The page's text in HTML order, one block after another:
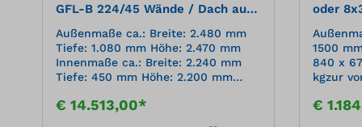
GFL-B 224/45 Wände / Dach aus
Beton, mit Maschengittertor
Außenmaße ca.: Breite: 2.480 mm
Tiefe: 1.080 mm Höhe: 2.470 mm
Innenmaße ca.: Breite: 2.240 mm
Tiefe: 450 mm Höhe: 2.200 mm
Grundfläche: Breite: 2.480 mm
€ 14.513,00*
oder
1500
840 x
kgzur
510ideal
€